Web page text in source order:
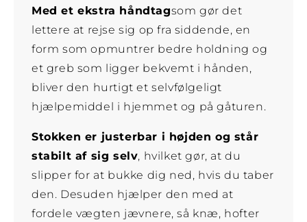
Med et ekstra håndtagsom gør det
lettere at rejse sig op fra siddende, en
form som opmuntrer bedre holdning og
et greb som ligger bekvemt i hånden,
bliver den hurtigt et selvfølgeligt
hjælpemiddel i hjemmet og på gåturen.
Stokken er justerbar i højden og står
stabilt af sig selv, hvilket gør, at du
slipper for at bukke dig ned, hvis du taber
den. Desuden hjælper den med at
fordele vægten jævnere, så knæ, hofter